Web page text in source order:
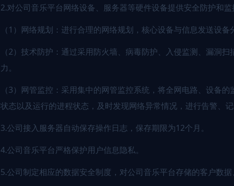
2.对公司音乐平台网络设备、服务器等硬件设备提供安全防护和监
（1）网络规划：进行合理的网络规划，核心设备与信息发送设备
（2）技术防护：通过采用防火墙、病毒防护、入侵监测、漏洞
力。
（3）网管监控：采用集中的网管监控系统，将全网电路、设备
状态以及运行的进程状态，及时发现网络异常情况，进行告警、记
3.公司接入服务器自动保存操作日志，保存期限为12个月。
4.公司音乐平台严格保护用户信息隐私。
5.公司制定相应的数据安全制度，对公司音乐平台存储的客户数据